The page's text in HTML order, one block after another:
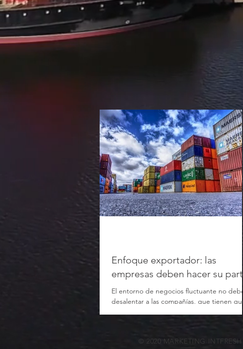
Enfoque exportador: las
empresas deben hacer su parte
El entorno de negocios fluctuante no debe
desalentar a las compañías, que tienen que
© 2020 MARKETING INTFRESH